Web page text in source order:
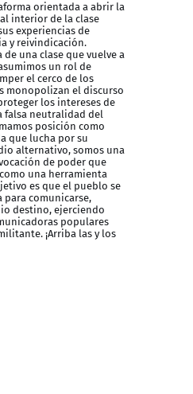
orientada a abrir la
interior de la clase
experiencias de
y reivindicación.
una clase que vuelve a
un rol de
el cerco de los
monopolizan el discurso
los intereses de
falsa neutralidad del
posición como
que lucha por su
alternativo, somos una
de poder que
una herramienta
es que el pueblo se
comunicarse,
destino, ejerciendo
populares
¡Arriba las y los